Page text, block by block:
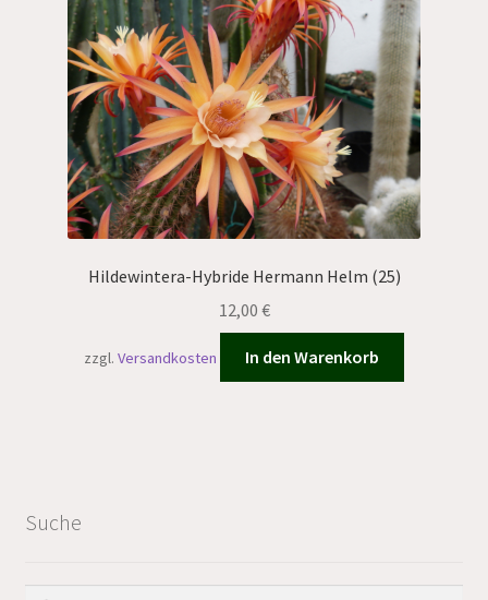
Hildewintera-Hybride Hermann Helm (25)
12,00 €
zzgl.Versandkosten In den Warenkorb
Suche
Suchen